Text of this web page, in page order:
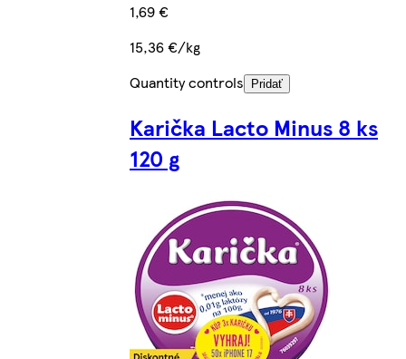
1,69 €
15,36 €/kg
Quantity controls
Pridať
Karička Lacto Minus 8 ks
120 g